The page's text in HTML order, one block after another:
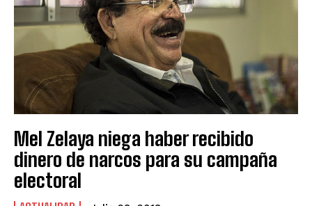
Mel Zelaya niega haber recibido
dinero de narcos para su campaña
electoral